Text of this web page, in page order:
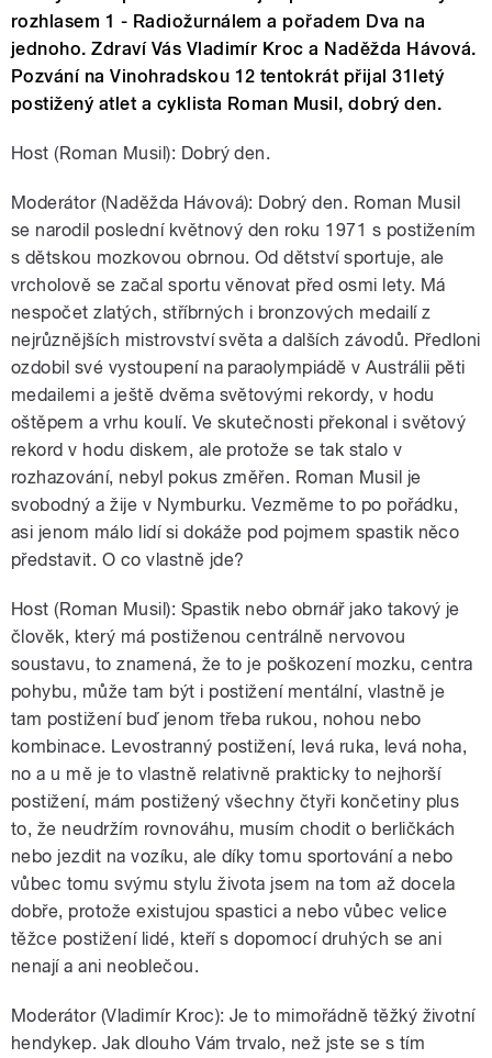
rozhlasem 1 - Radiožurnálem a pořadem Dva na
jednoho. Zdraví Vás Vladimír Kroc a Naděžda Hávová.
Pozvání na Vinohradskou 12 tentokrát přijal 31letý
postižený atlet a cyklista Roman Musil, dobrý den.
Host (Roman Musil): Dobrý den.
Moderátor (Naděžda Hávová): Dobrý den. Roman Musil
se narodil poslední květnový den roku 1971 s postižením
s dětskou mozkovou obrnou. Od dětství sportuje, ale
vrcholově se začal sportu věnovat před osmi lety. Má
nespočet zlatých, stříbrných i bronzových medailí z
nejrůznějších mistrovství světa a dalších závodů. Předloni
ozdobil své vystoupení na paraolympiádě v Austrálii pěti
medailemi a ještě dvěma světovými rekordy, v hodu
oštěpem a vrhu koulí. Ve skutečnosti překonal i světový
rekord v hodu diskem, ale protože se tak stalo v
rozhazování, nebyl pokus změřen. Roman Musil je
svobodný a žije v Nymburku. Vezměme to po pořádku,
asi jenom málo lidí si dokáže pod pojmem spastik něco
představit. O co vlastně jde?
Host (Roman Musil): Spastik nebo obrnář jako takový je
člověk, který má postiženou centrálně nervovou
soustavu, to znamená, že to je poškození mozku, centra
pohybu, může tam být i postižení mentální, vlastně je
tam postižení buď jenom třeba rukou, nohou nebo
kombinace. Levostranný postižení, levá ruka, levá noha,
no a u mě je to vlastně relativně prakticky to nejhorší
postižení, mám postižený všechny čtyři končetiny plus
to, že neudržím rovnováhu, musím chodit o berličkách
nebo jezdit na vozíku, ale díky tomu sportování a nebo
vůbec tomu svýmu stylu života jsem na tom až docela
dobře, protože existujou spastici a nebo vůbec velice
těžce postižení lidé, kteří s dopomocí druhých se ani
nenají a ani neoblečou.
Moderátor (Vladimír Kroc): Je to mimořádně těžký životní
hendykep. Jak dlouho Vám trvalo, než jste se s tím